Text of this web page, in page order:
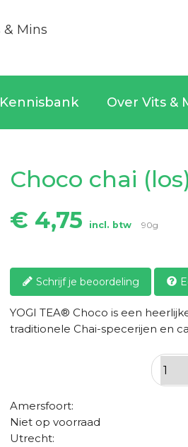
Kennisbank Over Vits &
Choco chai
€ 4,75
incl. btw 90g
Schrijf je beoordeling
YOGI TEA® Choco is een
traditionele Chai-specerijen en
Amersfoort:
Niet op voorraad
Utrecht: